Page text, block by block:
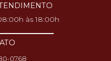
às 18:00h
0768